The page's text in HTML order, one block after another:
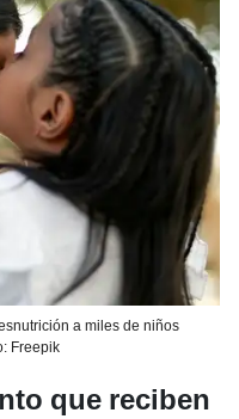
a miles de niños
Freepik
que reciben